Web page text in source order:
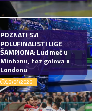
POZNATI SVI
POLUFINALISTI LIGE
ŠAMPIONA: Lud meč u
Minhenu, bez golova u
Londonu
16/04/2026